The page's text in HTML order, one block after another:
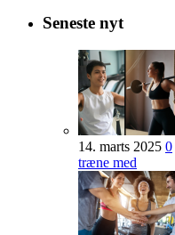
Seneste nyt
14. marts 2025 0
træne med